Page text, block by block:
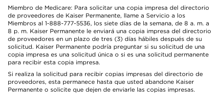
Miembro de Medicare: Para solicitar una copia impresa del directorio
de proveedores de Kaiser Permanente, llame a Servicio a los
Miembros al 1-888-777-5536, los siete días de la semana, de 8 a. m. a
8 p. m. Kaiser Permanente le enviará una copia impresa del directorio
de proveedores en un plazo de tres (3) días hábiles después de su
solicitud. Kaiser Permanente podría preguntar si su solicitud de una
copia impresa es una solicitud única o si es una solicitud permanente
para recibir esta copia impresa.
Si realiza la solicitud para recibir copias impresas del directorio de
proveedores, esta permanece hasta que usted abandone Kaiser
Permanente o solicite que dejen de enviarle las copias impresas.